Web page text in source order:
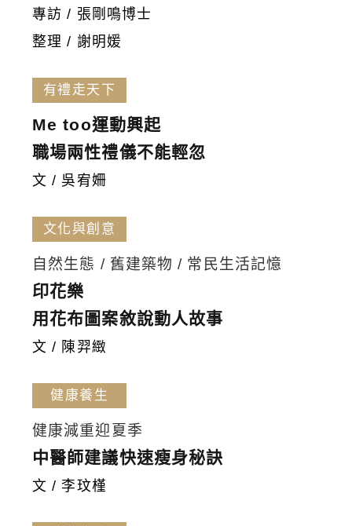
專訪 / 張剛鳴博士
整理 / 謝明媛
有禮走天下
Me too運動興起
職場兩性禮儀不能輕忽
文 / 吳宥姍
文化與創意
自然生態 / 舊建築物 / 常民生活記憶
印花樂
用花布圖案敘說動人故事
文 / 陳羿緻
健康養生
健康減重迎夏季
中醫師建議快速瘦身秘訣
文 / 李玟槿